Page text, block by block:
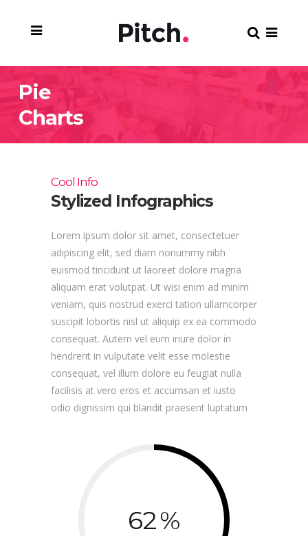
Pie
Charts
Cool Info
Stylized Infographics
Lorem ipsum dolor sit amet, consectetuer
adipiscing elit, sed diam nonummy nibh
euismod tincidunt ut laoreet dolore magna
aliquam erat volutpat. Ut wisi enim ad minim
veniam, quis nostrud exerci tation ullamcorper
suscipit lobortis nisl ut aliquip ex ea commodo
consequat. Autem vel eum iriure dolor in
hendrerit in vulputate velit esse molestie
consequat, vel illum dolore eu feugiat nulla
facilisis at vero eros et accumsan et iusto
odio dignissim qui blandit praesent luptatum
62